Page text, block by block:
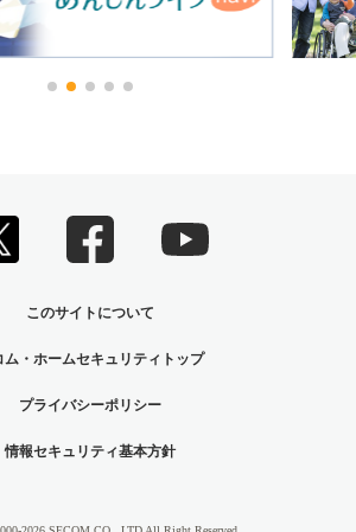
このサイトについて
ム・ホームセキュリティトップ
プライバシーポリシー
情報セキュリティ基本方針